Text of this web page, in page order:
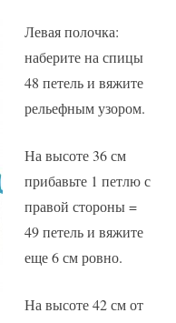
Левая полочка:
наберите на спицы
48 петель и вяжите
рельефным узором.
На высоте 36 см
прибавьте 1 петлю с
правой стороны =
49 петель и вяжите
еще 6 см ровно.
На высоте 42 см от